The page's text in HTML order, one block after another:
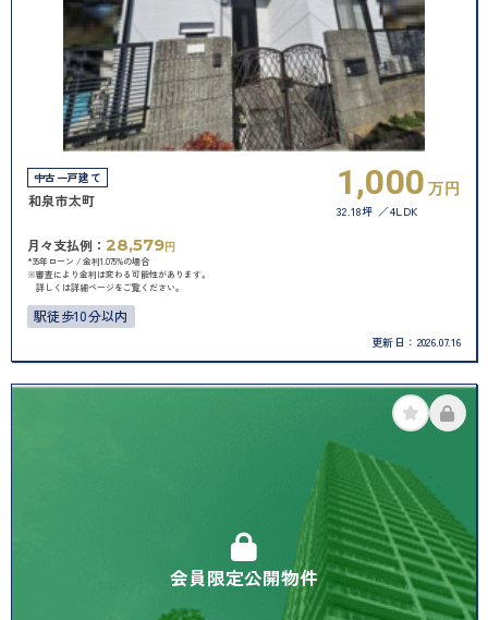
中古一戸建て
和泉市太町 1,000 万円
32.18坪 4LDK
月々支払例： 28,579円
*35年ローン / 金利1.075%の場合
※審査により金利は変わる可能性があります。
詳しくは詳細ページをご覧ください。
駅徒歩10分以内
更新日： 2026.07.16
会員限定公開物件